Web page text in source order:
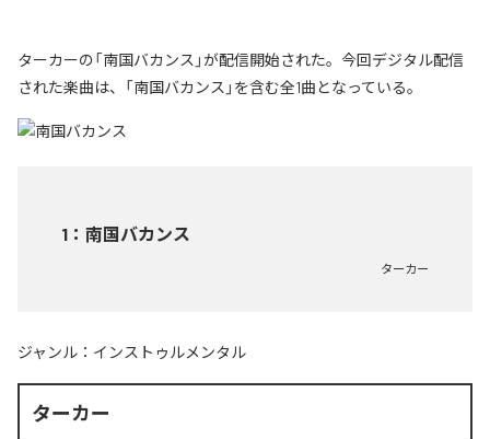
ターカーの「南国バカンス」が配信開始された。今回デジタル配信
された楽曲は、「南国バカンス」を含む全1曲となっている。
1 ： 南国バカンス
ターカー
ジャンル： インストゥルメンタル
ターカー